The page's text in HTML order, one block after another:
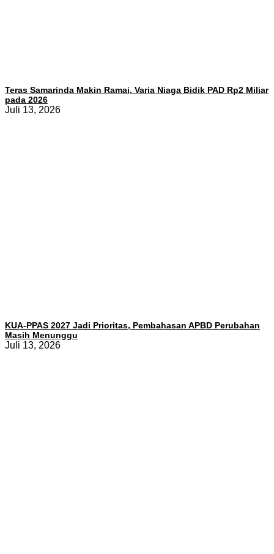
Teras Samarinda Makin Ramai, Varia Niaga Bidik PAD Rp2 Miliar
pada 2026
Juli 13, 2026
KUA-PPAS 2027 Jadi Prioritas, Pembahasan APBD Perubahan
Masih Menunggu
Juli 13, 2026